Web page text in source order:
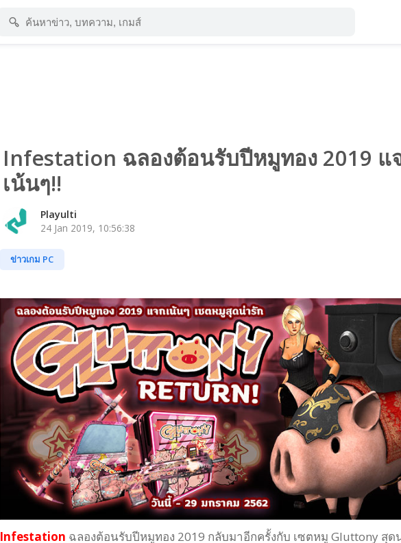
Infestation ฉลองต้อนรับปีหมูทอง 2019 แ
เน้นๆ!!
Playulti
24 Jan 2019, 10:56:38
ข่าวเกม PC
Infestation ฉลองต้อนรับปีหมูทอง 2019 กลับมาอีกครั้งกับ เซตหมู Gluttony สุด